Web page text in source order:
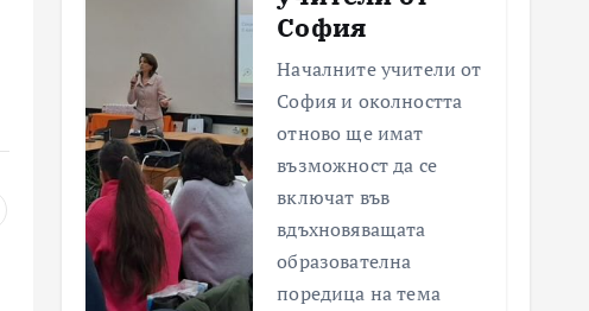
София
Началните учители от
София и околността
отново ще имат
възможност да се
включат във
вдъхновяващата
образователна
поредица на тема